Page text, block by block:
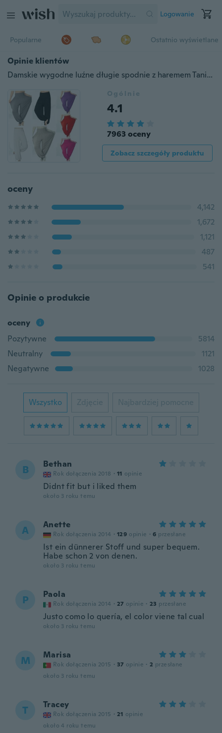
Logowanie
Popularne Ostatnio wyświetlane
Opinie klientów
Damskie wygodne luźne długie spodnie z haremem Taniec brzucha na co dzień szerokie spodnie Boho (piękniejsze kolory są już dostępne)
Ogólnie
4.1
7963 oceny
Zobacz szczegóły produktu
oceny
4,142
1,672
1,121
487
541
Opinie o produkcie
oceny
Pozytywne
5814
Neutralny
1121
Negatywne
1028
Wszystko Zdjęcie Najbardziej pomocne
B Bethan
Rok dołączenia 2018 · 11 opinie
Didnt fit but i liked them
około 3 roku temu
A Anette
Rok dołączenia 2014 · 129 opinie · 6 przesłane
Ist ein dünnerer Stoff und super bequem.
Habe schon 2 von denen.
około 3 roku temu
P Paola
Rok dołączenia 2014 · 27 opinie · 23 przesłane
Justo como lo quería, el color viene tal cual
około 3 roku temu
M Marisa
Rok dołączenia 2015 · 37 opinie · 2 przesłane
około 3 roku temu
T Tracey
Rok dołączenia 2015 · 21 opinie
około 4 roku temu